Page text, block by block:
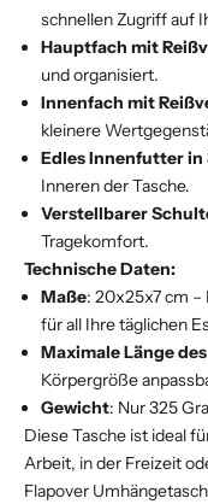
schnellen Zugriff auf
Hauptfach mit
und organisiert.
Innenfach mit
kleinere
Edles Innenfutter in
Inneren der Tasche.
Verstellbarer
Tragekomfort.
Technische Daten:
Maße: 20x25x7 cm
für all Ihre täglichen
Maximale Länge
Körpergröße
Gewicht: Nur 325
Diese Tasche ist ideal
Arbeit, in der Freizeit
Flapover